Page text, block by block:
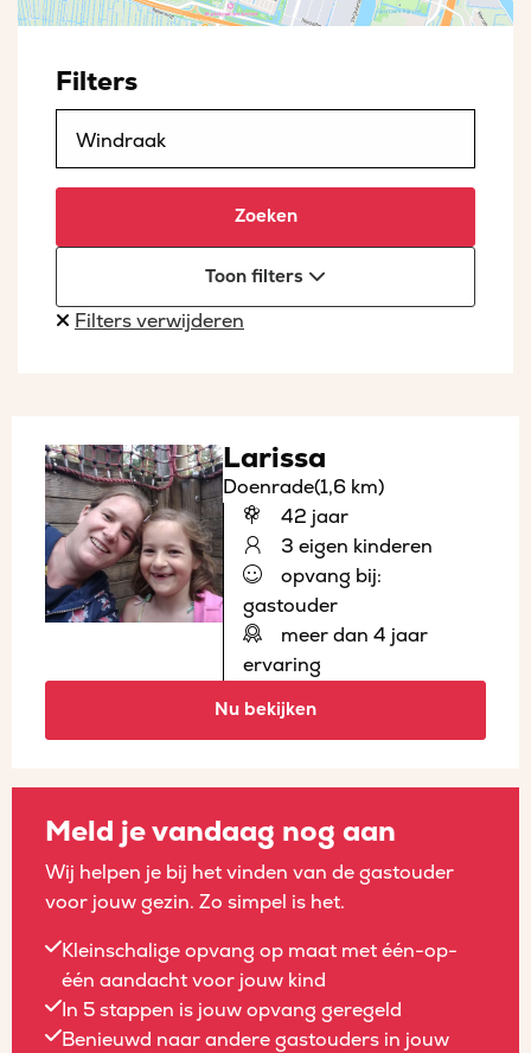
Filters
Zoeken
Toon filters
Filters verwijderen
Larissa
Doenrade(1,6 km)
42 jaar
3 eigen kinderen
opvang bij:
gastouder
meer dan 4 jaar
ervaring
Nu bekijken
Meld je vandaag nog aan
Wij helpen je bij het vinden van de gastouder
voor jouw gezin. Zo simpel is het.
Kleinschalige opvang op maat met één-op-
één aandacht voor jouw kind
In 5 stappen is jouw opvang geregeld
Benieuwd naar andere gastouders in jouw